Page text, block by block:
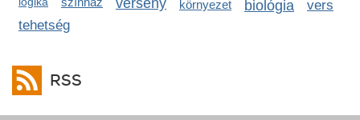
verseny környezet biológia
vers
tehetség
RSS